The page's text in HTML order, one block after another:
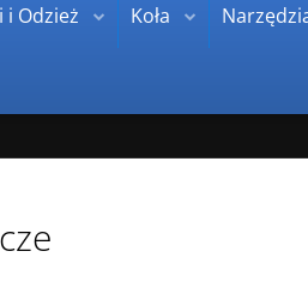
i Odzież Koła